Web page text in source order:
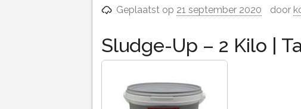
Geplaatst op 21 september 2020 door
Sludge-Up – 2 Kilo |